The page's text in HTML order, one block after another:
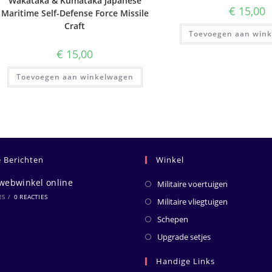
Maritime Self-Defense Force Missile
Craft
€ 15,00
Toevoegen aan winkelwagen
€ 15,00
Toevoegen aan
Berichten
online
/ 0 REACTIES
Winkel
Militaire voertuigen
Militaire vliegtuigen
Schepen
Upgrade setjes
Handige Links